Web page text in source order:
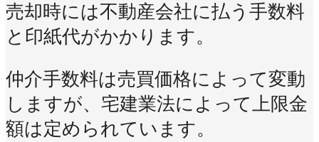
売却時には不動産会社に払う手数料
と印紙代がかかります。
仲介手数料は売買価格によって変動
しますが、宅建業法によって上限金
額は定められています。